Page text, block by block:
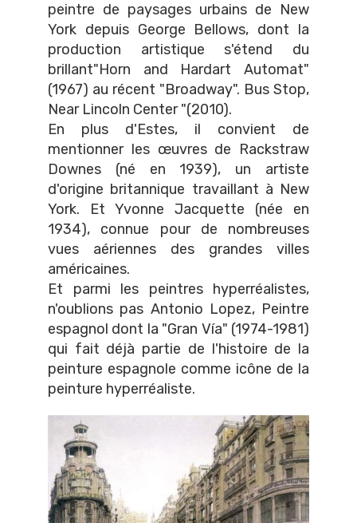
peintre de paysages urbains de New
York depuis George Bellows, dont la
production artistique s'étend du
brillant"Horn and Hardart Automat"
(1967) au récent "Broadway". Bus Stop,
Near Lincoln Center "(2010).
En plus d'Estes, il convient de
mentionner les œuvres de Rackstraw
Downes (né en 1939), un artiste
d'origine britannique travaillant à New
York. Et Yvonne Jacquette (née en
1934), connue pour de nombreuses
vues aériennes des grandes villes
américaines.
Et parmi les peintres hyperréalistes,
n'oublions pas Antonio Lopez, Peintre
espagnol dont la "Gran Vía" (1974-1981)
qui fait déjà partie de l'histoire de la
peinture espagnole comme icône de la
peinture hyperréaliste.